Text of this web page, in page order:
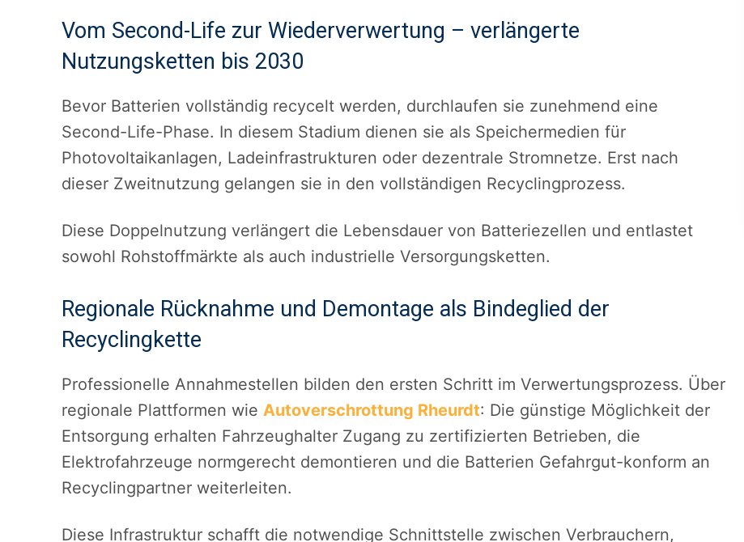
Vom Second-Life zur Wiederverwertung – verlängerte
Nutzungsketten bis 2030
Bevor Batterien vollständig recycelt werden, durchlaufen sie zunehmend eine
Second-Life-Phase. In diesem Stadium dienen sie als Speichermedien für
Photovoltaikanlagen, Ladeinfrastrukturen oder dezentrale Stromnetze. Erst nach
dieser Zweitnutzung gelangen sie in den vollständigen Recyclingprozess.
Diese Doppelnutzung verlängert die Lebensdauer von Batteriezellen und entlastet
sowohl Rohstoffmärkte als auch industrielle Versorgungsketten.
Regionale Rücknahme und Demontage als Bindeglied der
Recyclingkette
Professionelle Annahmestellen bilden den ersten Schritt im Verwertungsprozess. Über
regionale Plattformen wie Autoverschrottung Rheurdt: Die günstige Möglichkeit der
Entsorgung erhalten Fahrzeughalter Zugang zu zertifizierten Betrieben, die
Elektrofahrzeuge normgerecht demontieren und die Batterien Gefahrgut-konform an
Recyclingpartner weiterleiten.
Diese Infrastruktur schafft die notwendige Schnittstelle zwischen Verbrauchern,